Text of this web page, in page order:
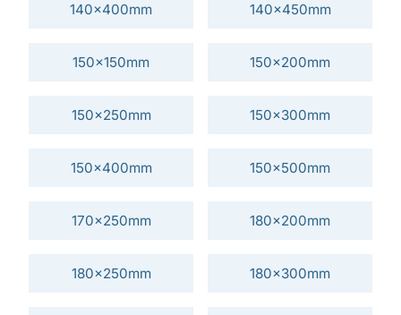
140x400mm 140x450mm
150x150mm 150x200mm
150x250mm 150x300mm
150x400mm 150x500mm
170x250mm 180x200mm
180x250mm 180x300mm